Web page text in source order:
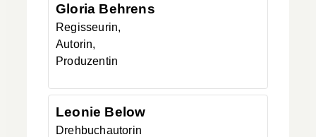
Gloria Behrens
Regisseurin,
Autorin,
Produzentin
Leonie Below
Drehbuchautorin